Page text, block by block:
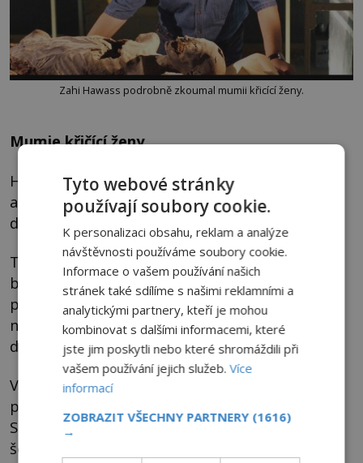
Zahi Hawass podrobně zkoumal mumii křicící ženy.
Mumie křičící ženy
Hrobka v Deir el-Bahari k překvapení
archeologů neskrývala pouze jednu, ale hned
dvě křičící mumie.
Tou druhou je neidentifikovaná žena, která
byla pohřbena v neobvyklé poloze s
pokrčenýma nohama, hlavou mírně
nakloněnou na stranu a ústy otevřenými
dokořán, jako by křičela.
Výsledky počítačové tomografie, kterou
provedli archeologičtí veteráni Zahi Hawass a
Sahar Selim, naznačují, že dotyčná zemřela po
šedesátce a jejímu tělu byla, na rozdíl od
Tyto webové stránky
používají soubory cookie.
K personalizaci obsahu, reklam a analýze
návštěvnosti používáme soubory cookie.
Informace o vašem používání našich
stránek také sdílíme s našimi reklamními a
analytickými partnery, kteří je mohou
kombinovat s dalšími informacemi, které
jste jim poskytli nebo které shromáždili při
vašem používání jejich služeb.Více
informací
ZOBRAZIT VŠECHNY PARTNERY (1616)
→